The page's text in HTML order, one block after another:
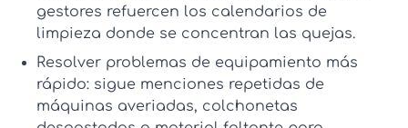
gestores refuercen los calendarios de
limpieza donde se concentran las quejas.
Resolver problemas de equipamiento más
rápido: sigue menciones repetidas de
máquinas averiadas, colchonetas